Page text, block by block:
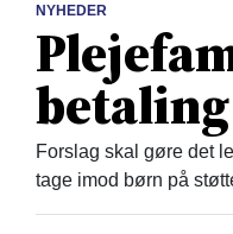
NYHEDER
Forslag skal gøre det
tage imod børn på